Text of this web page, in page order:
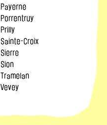
Payerne
Porrentruy
Prilly
Sainte-Croix
Sierre
Sion
Tramelan
Vevey